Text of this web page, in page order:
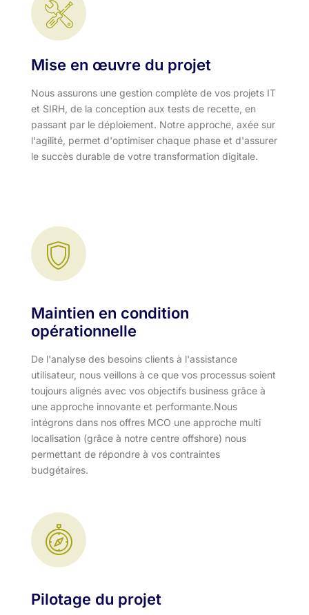
Mise en œuvre du projet
Nous assurons une gestion complète de vos projets IT
et SIRH, de la conception aux tests de recette, en
passant par le déploiement. Notre approche, axée sur
l'agilité, permet d'optimiser chaque phase et d'assurer
le succès durable de votre transformation digitale.
Maintien en condition
opérationnelle
De l'analyse des besoins clients à l'assistance
utilisateur, nous veillons à ce que vos processus soient
toujours alignés avec vos objectifs business grâce à
une approche innovante et performante.​ Nous
intégrons dans nos offres MCO une approche multi
localisation (grâce à notre centre offshore) nous
permettant de répondre à vos contraintes
budgétaires.
Pilotage du projet